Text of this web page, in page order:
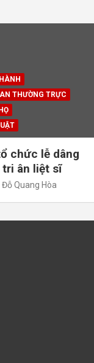
THƯỜNG TRỰC
chức lễ dâng
ân liệt sĩ
Đỗ Quang Hòa